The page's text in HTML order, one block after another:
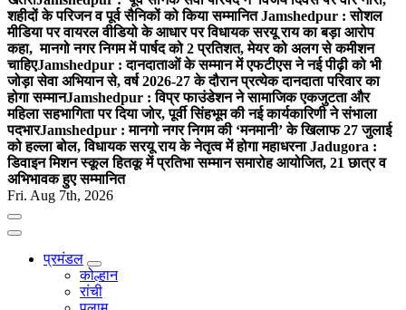
शहीदों के परिजन व पूर्व सैनिकों को किया सम्मानितJamshedpur : सोशल
मीडिया पर वायरल वीडियो के आधार पर विधायक सरयू राय का बड़ा आरोप
कहा, मानगो नगर निगम में पार्षद को 2 प्रतिशत, मेयर को अलग से कमीशन
चाहिएJamshedpur : दानदाताओं के सम्मान में एफटीएस ने नई पीढ़ी को भी
जोड़ा सेवा अभियान से, वर्ष 2026-27 के दौरान प्रत्येक दानदाता परिवार का
होगा सम्मानJamshedpur : विप्र फाउंडेशन ने सामाजिक एकजुटता और
महिला सहभागिता पर दिया जोर, पूर्वी सिंहभूम की नई कार्यकारिणी ने संभाला
पदभारJamshedpur : मानगो नगर निगम की ‘मनमानी’ के खिलाफ 27 जुलाई
को हल्ला बोल, विधायक सरयू राय के नेतृत्व में होगा महाधरनाJadugora :
डिवाइन मिशन स्कूल हितकू में प्रतिभा सम्मान समारोह आयोजित, 21 छात्र व
अभिभावक हुए सम्मानित
Fri. Aug 7th, 2026
प्रमंडल
कोल्हान
रांची